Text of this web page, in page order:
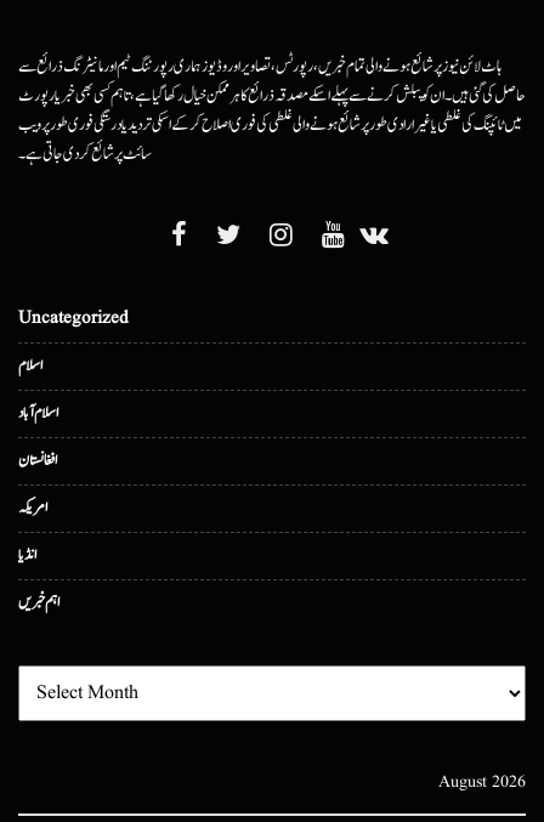
ہاٹ لائن نیوز پر شائع ہونے والی تمام خبریں، رپورٹس، تصاویر اور وڈیوز ہماری رپورٹنگ ٹیم اور مانیٹرنگ ذرائع سے
حاصل کی گئی ہیں۔ ان کو پبلش کرنے سے پہلے اسکے مصدقہ ذرائع کا ہرممکن خیال رکھا گیا ہے، تاہم کسی بھی خبر یا رپورٹ
میں ٹائپنگ کی غلطی یا غیرارادی طور پر شائع ہونے والی غلطی کی فوری اصلاح کرکے اسکی تردید یا درستگی فوری طور پر ویب
سائٹ پر شائع کردی جاتی ہے۔
Uncategorized
اسلام
اسلام آباد
افغانستان
امریکہ
انڈیا
اہم خبریں
August 2026